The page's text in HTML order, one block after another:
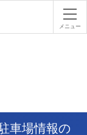
パーク２
メニュー
車場情報の